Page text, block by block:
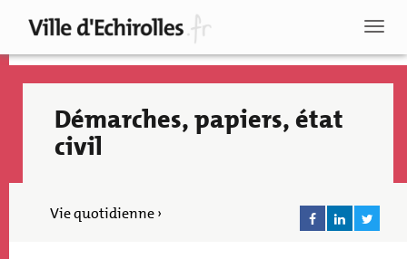
principal
Démarches, papiers, état
civil
Vie quotidienne ›